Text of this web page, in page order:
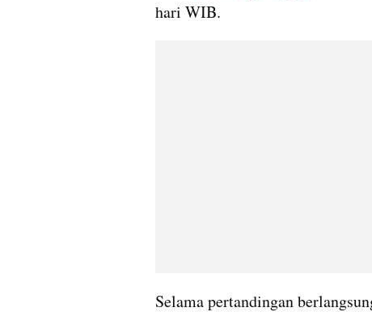
hari WIB.
Selama pertandingan